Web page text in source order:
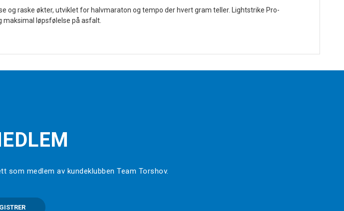
og raske økter, utviklet for halvmaraton og tempo der hvert gram teller. Lightstrike Pro-
maksimal løpsfølelse på asfalt.
som medlem av kundeklubben Team Torshov.